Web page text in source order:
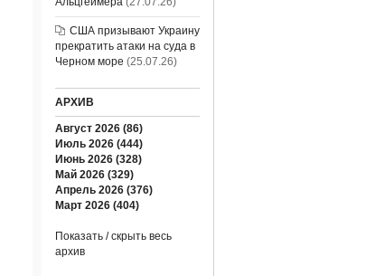
США призывают Украину
прекратить атаки на суда в
Черном море (25.07.26)
АРХИВ
Август 2026 (86)
Июль 2026 (444)
Июнь 2026 (328)
Май 2026 (329)
Апрель 2026 (376)
Март 2026 (404)
Показать / скрыть весь
архив